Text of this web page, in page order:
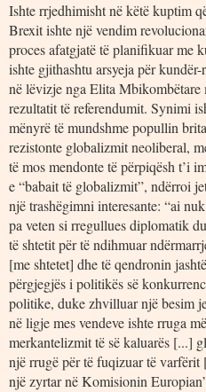
Ishte rrjedhimisht në këtë kuptim
Brexit ishte një vendim
proces afatgjatë të planifikuar me
ishte gjithashtu arsyeja për
në lëvizje nga Elita Mbikombëtare
rezultatit të referendumit. Synimi
mënyrë të mundshme popullin
rezistonte globalizmit neoliberal,
të mos mendonte të përpiqësh t’i
e “babait të globalizmit”, ndërroi
një trashëgimni interesante: “ai
pa veten si rregullues diplomatik
të shtetit për të ndihmuar
[me shtetet] dhe të qendronin
përgjegjës i politikës së
politike, duke zhvilluar një besim
në ligje mes vendeve ishte rruga
merkantelizmit të së kaluarës [...]
një rrugë për të fuqizuar të
një zyrtar në Komisionin